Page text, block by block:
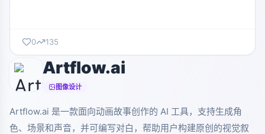
0 135
Artflow.ai
图像设计
Artflow.ai 是一款面向动画故事创作的 AI 工具，支持生成角
色、场景和声音，并可编写对白，帮助用户构建原创的视觉叙